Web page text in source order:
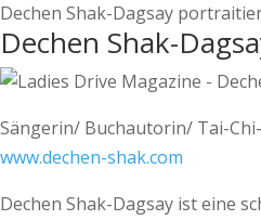
Dechen Shak-Dagsay
Dechen Shak-
Sängerin/ Buchautorin/ Tai-
www.dechen-shak.com
Dechen Shak-Dagsay ist eine